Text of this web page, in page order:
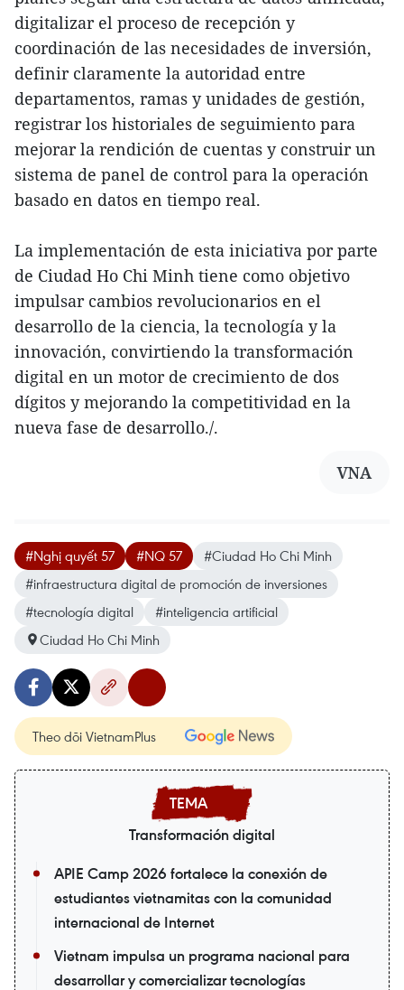
digitalizar el proceso de recepción y
coordinación de las necesidades de inversión,
definir claramente la autoridad entre
departamentos, ramas y unidades de gestión,
registrar los historiales de seguimiento para
mejorar la rendición de cuentas y construir un
sistema de panel de control para la operación
basado en datos en tiempo real.
La implementación de esta iniciativa por parte
de Ciudad Ho Chi Minh tiene como objetivo
impulsar cambios revolucionarios en el
desarrollo de la ciencia, la tecnología y la
innovación, convirtiendo la transformación
digital en un motor de crecimiento de dos
dígitos y mejorando la competitividad en la
nueva fase de desarrollo./.
VNA
#Nghị quyết 57 #NQ 57
#Ciudad Ho Chi Minh
#infraestructura digital de promoción de inversiones
#tecnología digital
#inteligencia artificial
Ciudad Ho Chi Minh
Theo dõi VietnamPlus
Transformación digital
APIE Camp 2026 fortalece la conexión de
estudiantes vietnamitas con la comunidad
internacional de Internet
Vietnam impulsa un programa nacional para
desarrollar y comercializar tecnologías